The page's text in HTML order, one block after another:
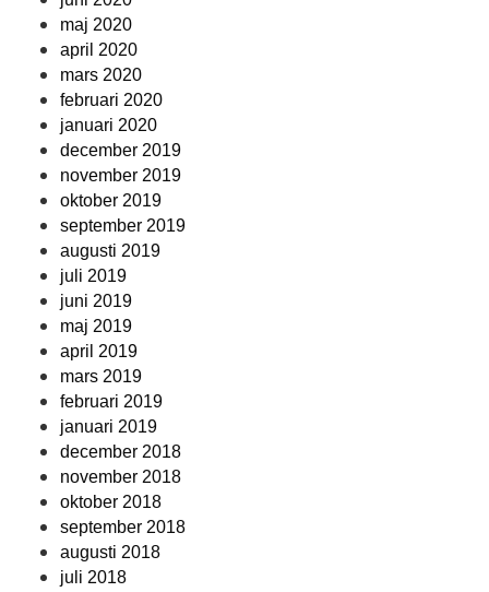
maj 2020
april 2020
mars 2020
februari 2020
januari 2020
december 2019
november 2019
oktober 2019
september 2019
augusti 2019
juli 2019
juni 2019
maj 2019
april 2019
mars 2019
februari 2019
januari 2019
december 2018
november 2018
oktober 2018
september 2018
augusti 2018
juli 2018